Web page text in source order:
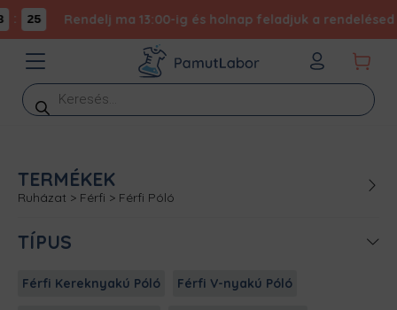
25 Rendelj ma 13:00-ig és holnap feladjuk a rendelésed
Products
search
TERMÉKEK
Ruházat > Férfi > Férfi Póló
TÍPUS
Férfi Kereknyakú Póló Férfi V-nyakú Póló